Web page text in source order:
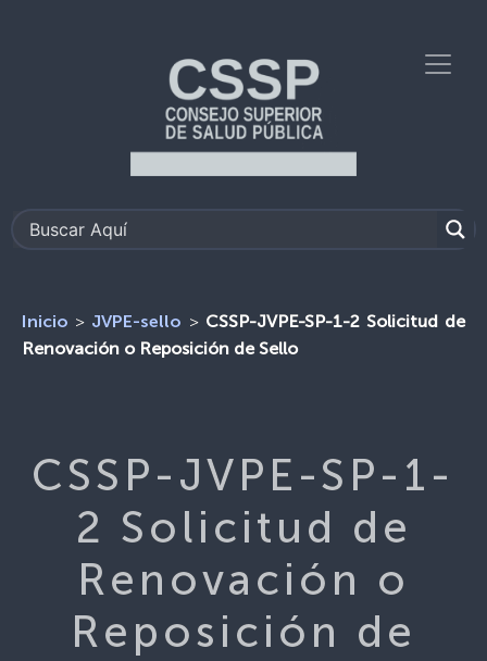
Inicio > JVPE-sello > CSSP-JVPE-SP-1-2 Solicitud de
Renovación o Reposición de Sello
CSSP-JVPE-SP-1-
2 Solicitud de
Renovación o
Reposición de